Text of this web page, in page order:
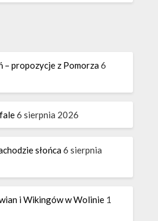
– propozycje z Pomorza6
6 sierpnia 2026
słońca6 sierpnia
i Wikingów w Wolinie 1